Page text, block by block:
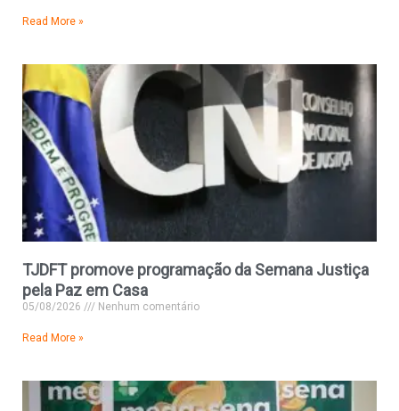
Read More »
TJDFT promove programação da Semana Justiça
pela Paz em Casa
05/08/2026 Nenhum comentário
Read More »